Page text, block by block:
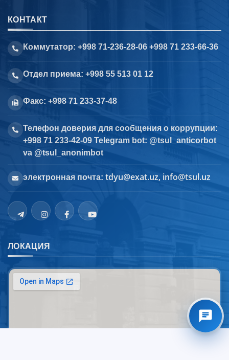
КОНТАКТ
Коммутатор: +998 71-236-28-06 +998 71 233-66-36
Отдел приема: +998 55 513 01 12
Факс: +998 71 233-37-48
Телефон доверия для сообщения о коррупции:
+998 71 233-42-09 Telegram bot: @tsul_anticorbot
va @tsul_anonimbot
электронная почта: tdyu@exat.uz, info@tsul.uz
ЛОКАЦИЯ